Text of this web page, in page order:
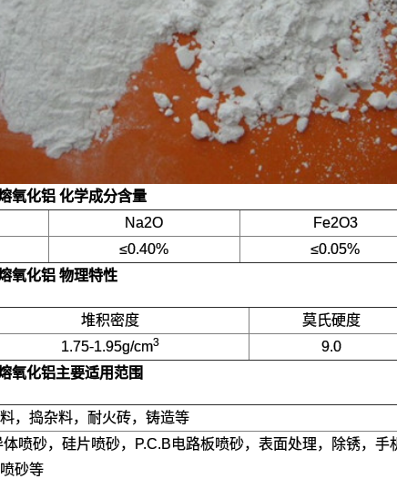
氧化铝 化学成分含量
Na2O
Fe2O3
≤0.40%
≤0.05%
氧化铝 物理特性
堆积密度
莫氏硬度
1.75-1.95g/cm3
9.0
氧化铝主要适用范围
，捣杂料，耐火砖，铸造等
喷砂，硅片喷砂，P.C.B电路板喷砂，表面处理，除锈，
砂等